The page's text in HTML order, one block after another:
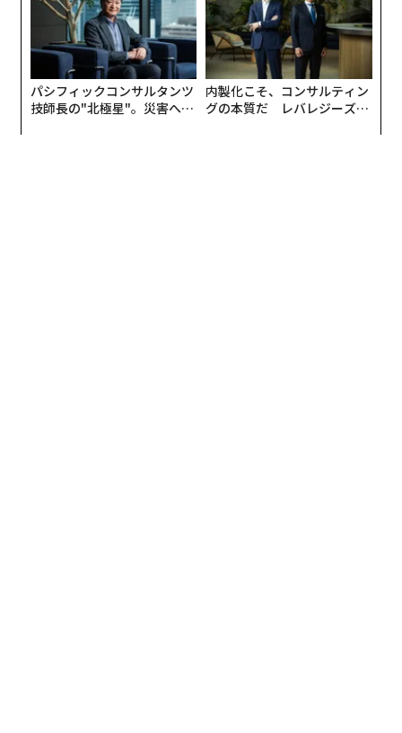
パシフィックコンサルタンツ
技師長の"北極星"。災害への
内製化こそ、コンサルティン
グの本質だ レバレジーズが